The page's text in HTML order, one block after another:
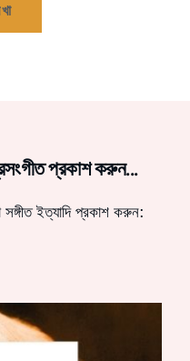
প্রকাশ করুন...
সঙ্গীত ইত্যাদি প্রকাশ করুন: